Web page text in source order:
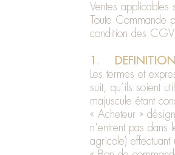
Ventes applicables
Toute Commande
condition des
1.
Les termes et
suit, qu’ils soient
majuscule étant
« Acheteur »
n'entrent pas dans
agricole) effectuant